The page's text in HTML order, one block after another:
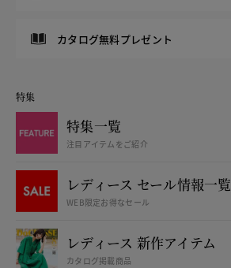
カタログ無料プレゼント
特集
特集一覧
注目アイテムをご紹介
レディース セール情報一覧
WEB限定お得なセール
レディース 新作アイテム
カタログ掲載商品